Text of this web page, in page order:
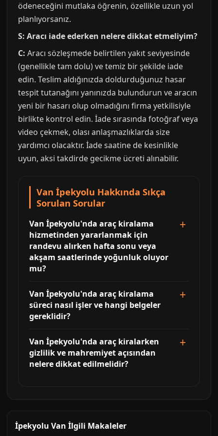
ödeneceğini mutlaka öğrenin, özellikle uzun yol
planlıyorsanız.
S: Aracı iade ederken nelere dikkat etmeliyim?
C: Aracı sözleşmede belirtilen yakıt seviyesinde
(genellikle tam dolu) ve temiz bir şekilde iade
edin. Teslim aldığınızda doldurduğunuz hasar
tespit tutanağını yanınızda bulundurun ve aracın
yeni bir hasarı olup olmadığını firma yetkilisiyle
birlikte kontrol edin. İade sırasında fotoğraf veya
video çekmek, olası anlaşmazlıklarda size
yardımcı olacaktır. İade saatine de kesinlikle
uyun, aksi takdirde gecikme ücreti alınabilir.
Van İpekyolu Hakkında Sıkça
Sorulan Sorular
Van İpekyolu'nda araç kiralama
hizmetinden yararlanmak için
randevu alırken hafta sonu veya
akşam saatlerinde yoğunluk oluyor
mu?
Van İpekyolu'nda araç kiralama
süreci nasıl işler ve hangi belgeler
gereklidir?
Van İpekyolu'nda araç kiralarken
gizlilik ve mahremiyet açısından
nelere dikkat edilmelidir?
İpekyolu Van İlgili Makaleler